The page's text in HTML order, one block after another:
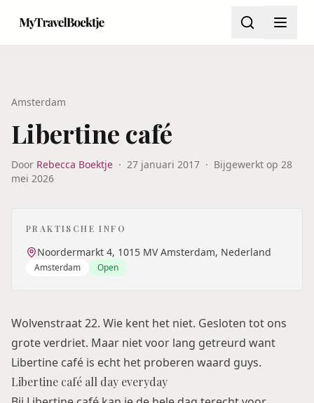
Amsterdam
Libertine café
Door Rebecca Boektje · 27 januari 2017 · Bijgewerkt op 28
mei 2026
PRAKTISCHE INFO
Noordermarkt 4, 1015 MV Amsterdam, Nederland
Amsterdam Open
Wolvenstraat 22. Wie kent het niet. Gesloten tot ons
grote verdriet. Maar niet voor lang getreurd want
Libertine café is echt het proberen waard guys.
Libertine café all day everyday